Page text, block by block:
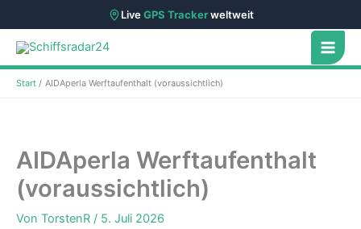
LiveGPS Trackerweltweit
Zum
Inhalt
springen
Start AIDAperla Werftaufenthalt (voraussichtlich)
AIDAperla Werftaufenthalt
(voraussichtlich)
Von TorstenR / 5. Juli 2026